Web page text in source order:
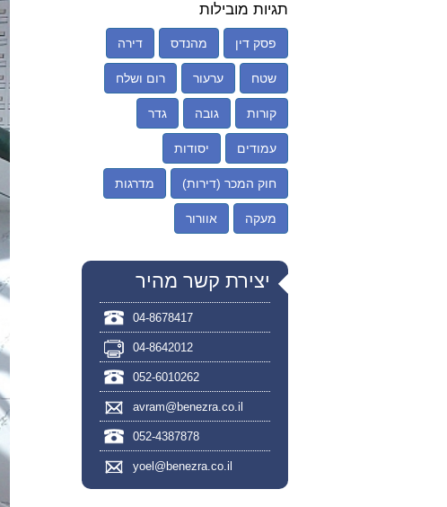
תגיות מובילות
פסק דין מהנדס דירה
שטח ערעור רום ושלח
קורות גובה גדר
עמודים יסודות
חוק המכר (דירות) מדרגות
מעקה אוורור
יצירת קשר מהיר
04-8678417
04-8642012
052-6010262
avram@benezra.co.il
052-4387878
yoel@benezra.co.il